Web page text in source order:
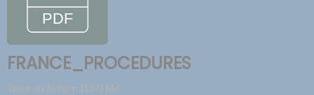
FRANCE_PROCEDURES
Taille du fichier: 11.69 Mo